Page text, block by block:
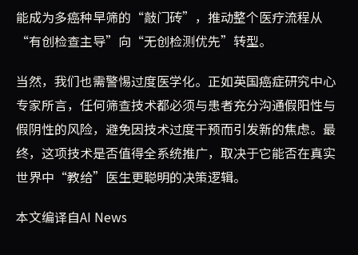
能成为多癌种早筛的“敲门砖”，推动整个医疗流程从
“有创检查主导”向“无创检测优先”转型。
当然，我们也需警惕过度医学化。正如英国癌症研究中心
专家所言，任何筛查技术都必须与患者充分沟通假阳性与
假阴性的风险，避免因技术过度干预而引发新的焦虑。最
终，这项技术是否值得全系统推广，取决于它能否在真实
世界中“教给”医生更聪明的决策逻辑。
本文编译自AI News